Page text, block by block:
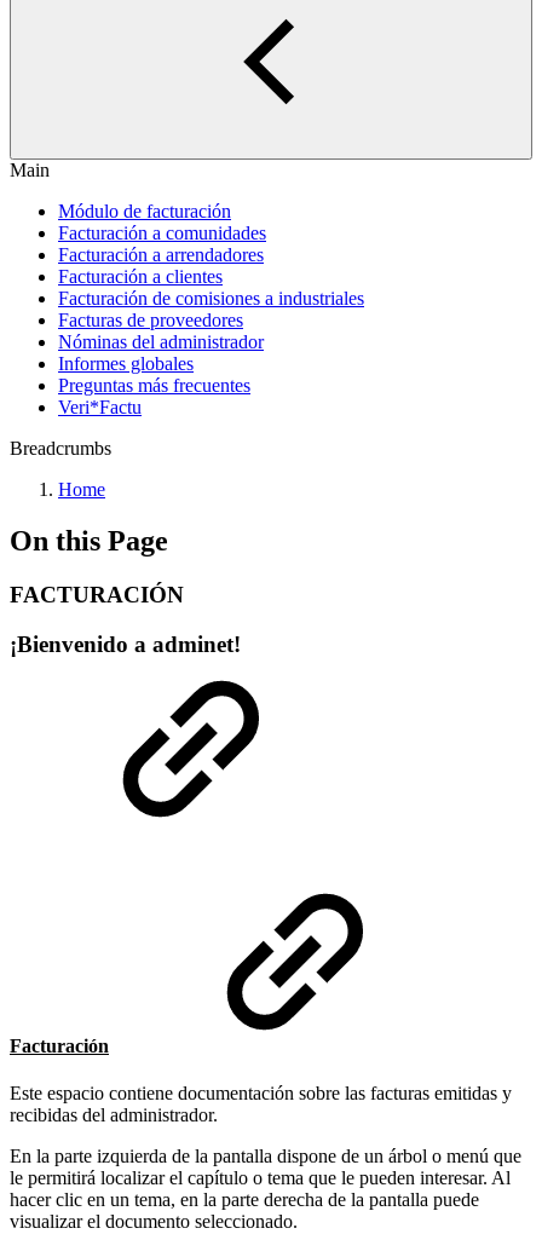
Main
Módulo de facturación
Facturación a comunidades
Facturación a arrendadores
Facturación a clientes
Facturación de comisiones a industriales
Facturas de proveedores
Nóminas del administrador
Informes globales
Preguntas más frecuentes
Veri*Factu
Breadcrumbs
Home
On this Page
FACTURACIÓN
¡Bienvenido a adminet!
Facturación
Este espacio contiene documentación sobre las facturas emitidas y
recibidas del administrador.
En la parte izquierda de la pantalla dispone de un árbol o menú que
le permitirá localizar el capítulo o tema que le pueden interesar. Al
hacer clic en un tema, en la parte derecha de la pantalla puede
visualizar el documento seleccionado.